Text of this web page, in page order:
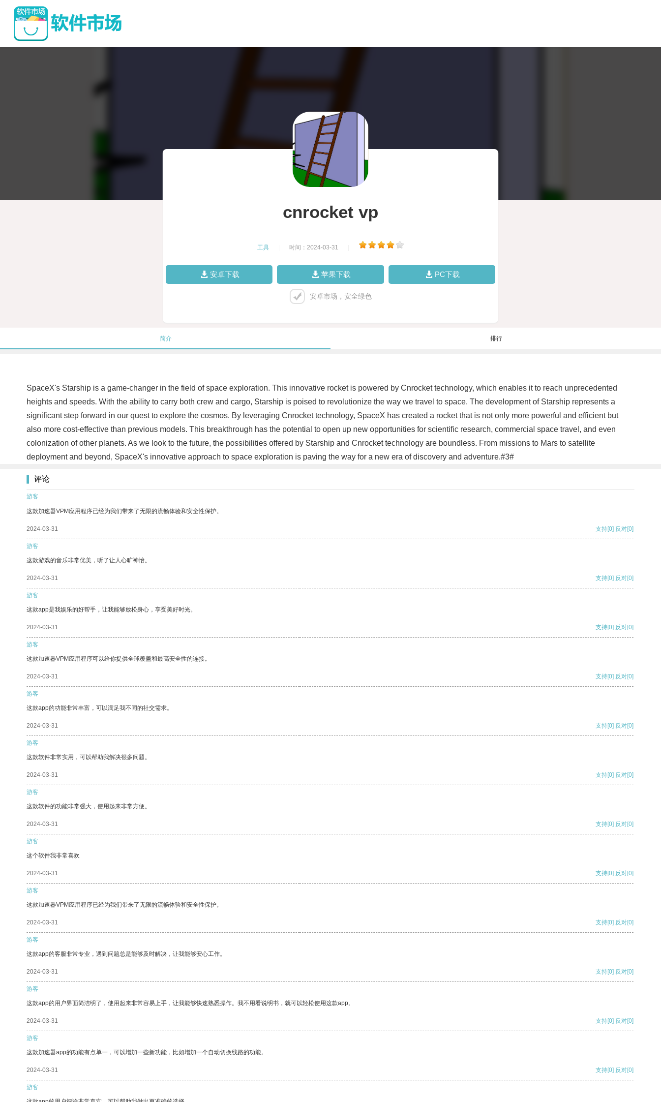
cnrocket vp
工具 时间：2024-03-31
安卓下载 苹果下载 PC下载
安卓市场，安全绿色
简介 排行
SpaceX's Starship is a game-changer in the field of space exploration. This innovative rocket is powered by Cnrocket technology, which enables it to reach unprecedented
heights and speeds. With the ability to carry both crew and cargo, Starship is poised to revolutionize the way we travel to space. The development of Starship represents a
significant step forward in our quest to explore the cosmos. By leveraging Cnrocket technology, SpaceX has created a rocket that is not only more powerful and efficient but
also more cost-effective than previous models. This breakthrough has the potential to open up new opportunities for scientific research, commercial space travel, and even
colonization of other planets. As we look to the future, the possibilities offered by Starship and Cnrocket technology are boundless. From missions to Mars to satellite
deployment and beyond, SpaceX's innovative approach to space exploration is paving the way for a new era of discovery and adventure.#3#
评论
游客
这款加速器VPM应用程序已经为我们带来了无限的流畅体验和安全性保护。
2024-03-31 支持[0] 反对[0]
游客
这款游戏的音乐非常优美，听了让人心旷神怡。
2024-03-31 支持[0] 反对[0]
游客
这款app是我娱乐的好帮手，让我能够放松身心，享受美好时光。
2024-03-31 支持[0] 反对[0]
游客
这款加速器VPM应用程序可以给你提供全球覆盖和最高安全性的连接。
2024-03-31 支持[0] 反对[0]
游客
这款app的功能非常丰富，可以满足我不同的社交需求。
2024-03-31 支持[0] 反对[0]
游客
这款软件非常实用，可以帮助我解决很多问题。
2024-03-31 支持[0] 反对[0]
游客
这款软件的功能非常强大，使用起来非常方便。
2024-03-31 支持[0] 反对[0]
游客
这个软件我非常喜欢
2024-03-31 支持[0] 反对[0]
游客
这款加速器VPM应用程序已经为我们带来了无限的流畅体验和安全性保护。
2024-03-31 支持[0] 反对[0]
游客
这款app的客服非常专业，遇到问题总是能够及时解决，让我能够安心工作。
2024-03-31 支持[0] 反对[0]
游客
这款app的用户界面简洁明了，使用起来非常容易上手，让我能够快速熟悉操作。我不用看说明书，就可以轻松使用这款app。
2024-03-31 支持[0] 反对[0]
游客
这款加速器app的功能有点单一，可以增加一些新功能，比如增加一个自动切换线路的功能。
2024-03-31 支持[0] 反对[0]
游客